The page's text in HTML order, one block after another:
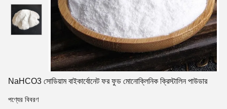
NaHCO3 সোডিয়াম বাইকার্বোনেট ফর ফুড মোনোক্লিনিক ক্রিস্টালিন পাউডার
পণ্যের বিবরণ